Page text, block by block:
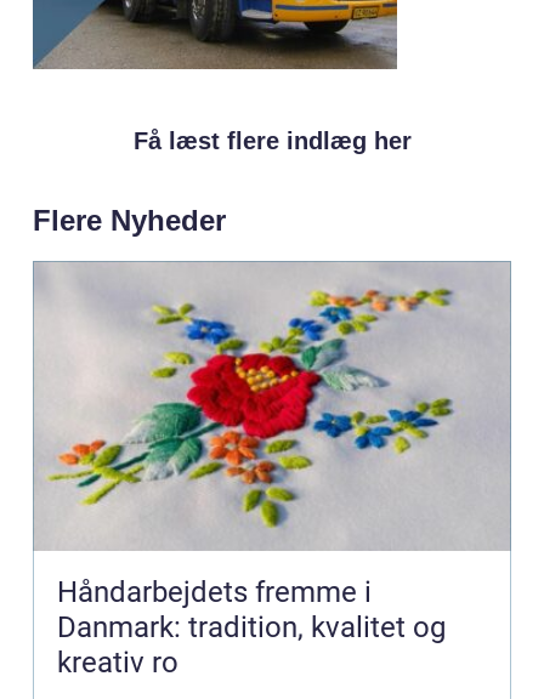
Få læst flere indlæg her
Flere Nyheder
Håndarbejdets fremme i
Danmark: tradition, kvalitet og
kreativ ro